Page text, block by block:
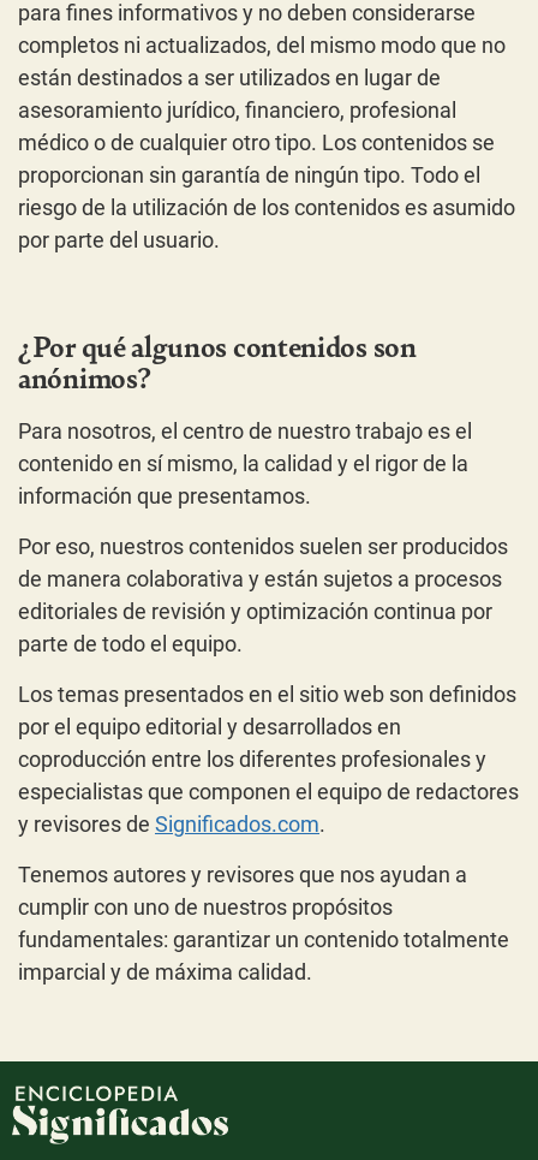
para fines informativos y no deben considerarse
completos ni actualizados, del mismo modo que no
están destinados a ser utilizados en lugar de
asesoramiento jurídico, financiero, profesional
médico o de cualquier otro tipo. Los contenidos se
proporcionan sin garantía de ningún tipo. Todo el
riesgo de la utilización de los contenidos es asumido
por parte del usuario.
¿Por qué algunos contenidos son
anónimos?
Para nosotros, el centro de nuestro trabajo es el
contenido en sí mismo, la calidad y el rigor de la
información que presentamos.
Por eso, nuestros contenidos suelen ser producidos
de manera colaborativa y están sujetos a procesos
editoriales de revisión y optimización continua por
parte de todo el equipo.
Los temas presentados en el sitio web son definidos
por el equipo editorial y desarrollados en
coproducción entre los diferentes profesionales y
especialistas que componen el equipo de redactores
y revisores de Significados.com.
Tenemos autores y revisores que nos ayudan a
cumplir con uno de nuestros propósitos
fundamentales: garantizar un contenido totalmente
imparcial y de máxima calidad.